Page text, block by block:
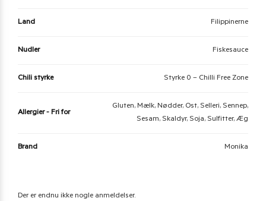
Land Filippinerne
Nudler Fiskesauce
Chili styrke Styrke 0 – Chilli Free Zone
Allergier - Fri for
Gluten, Mælk, Nødder, Ost, Selleri, Sennep,
Sesam, Skaldyr, Soja, Sulfitter, Æg
Brand Monika
Der er endnu ikke nogle anmeldelser.